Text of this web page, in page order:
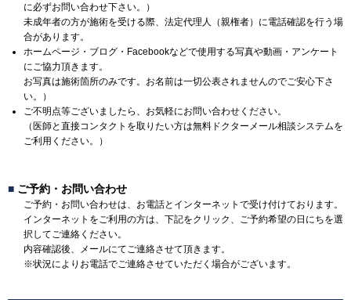
に必ずお問い合わせ下さい。）
未成年者の方が施術を受ける際、法定代理人（親権者）に電話確認を行う場
合があります。
ホームページ・ブログ・Facebookなどで使用する写真や動画・アンケート
にご協力頂きます。
お写真は施術箇所のみです。お名前は一切公表されませんのでご安心下さ
い。）
ご不明点等ございましたら、お気軽にお問い合わせください。
（医師と直接コンタクトを取りたい方は無料ドクターメール相談システムを
ご利用ください。）
■ ご予約・お問い合わせ
ご予約・お問い合わせは、お電話とインターネットで受け付けております。
インターネットをご利用の方は、下記をクリック、ご予約希望の日にちを選
択してご連絡ください。
内容確認後、メールにてご連絡させて頂きます。
※状況によりお電話でご連絡させていただく場合がございます。